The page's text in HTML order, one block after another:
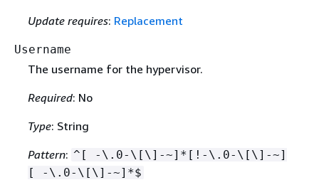
Update requires: Replacement
Username
The username for the hypervisor.
Required: No
Type: String
Pattern: ^[ -\.0-\[\]-~]*[!-\.0-\[\]-~]
[ -\.0-\[\]-~]*$